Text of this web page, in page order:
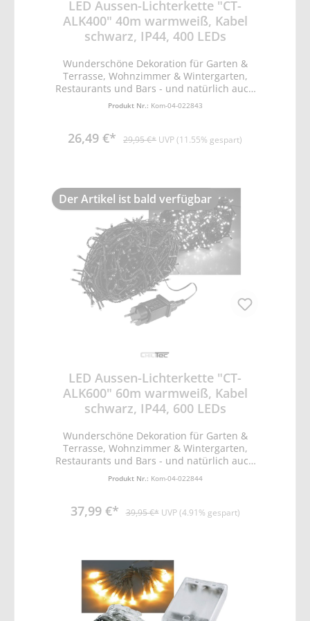
LED Aussen-Lichterkette "CT-
ALK400" 40m warmweiß, Kabel
schwarz, IP44, 400 LEDs
Wunderschöne Dekoration für Garten &
Terrasse, Wohnzimmer & Wintergarten,
Restaurants und Bars - und natürlich auch
für die Adventszeit! • Lichtfarbe warmweiß •
in je 10cm Abstand • Leitungs /- Kabelfarbe
DEKO Leuchte, nicht zur Raumbeleuchtung
geeignet Dokumente: Bedienungsanleitung:
Download Herstellerdaten (GPSR): ChiliTec
GmbH, Bäckerberg 12, 38165 Lehre-
Essenrode, kontakt@chilitec.de
Produkt Nr.: Kom-04-022843
26,49 €* 29,95 €* UVP (11.55% gespart)
Der Artikel ist bald verfügbar
LED Aussen-Lichterkette "CT-
ALK600" 60m warmweiß, Kabel
schwarz, IP44, 600 LEDs
Wunderschöne Dekoration für Garten &
Terrasse, Wohnzimmer & Wintergarten,
Restaurants und Bars - und natürlich auch
für die Adventszeit! • Lichtfarbe warmweiß •
in je 10cm Abstand • Leitungs /- Kabelfarbe
DEKO Leuchte, nicht zur Raumbeleuchtung
geeignet Dokumente: Bedienungsanleitung:
Download Herstellerdaten (GPSR): ChiliTec
GmbH, Bäckerberg 12, 38165 Lehre-
Essenrode, kontakt@chilitec.de
Produkt Nr.: Kom-04-022844
37,99 €* 39,95 €* UVP (4.91% gespart)